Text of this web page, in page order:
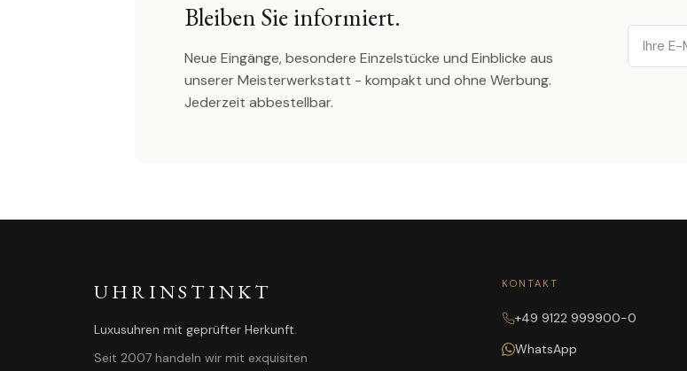
Bleiben Sie informiert.
Neue Eingänge, besondere Einzelstücke und Einblicke aus
unserer Meisterwerkstatt - kompakt und ohne Werbung.
Jederzeit abbestellbar.
Email
UHRINSTINKT
Luxusuhren mit geprüfter Herkunft.
Seit 2007 handeln wir mit exquisiten
KONTAKT
+49 9122 999900-0
WhatsApp